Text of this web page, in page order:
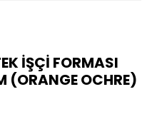
İŞÇİ FORMASI
(ORANGE OCHRE)